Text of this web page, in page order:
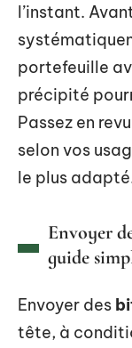
l’instant.
portefeuille
précipité
Passez en
selon vos
le plus
Envoyer
guide
Envoyer des
tête, à